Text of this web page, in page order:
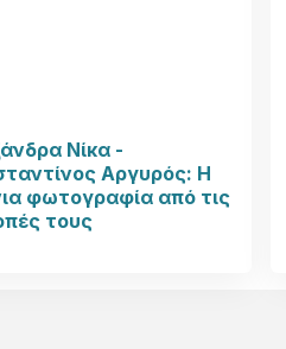
Νίκα -
Αργυρός: Η
φωτογραφία από τις
τους